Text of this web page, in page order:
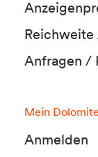
Anfragen /
Mein
Anmelden